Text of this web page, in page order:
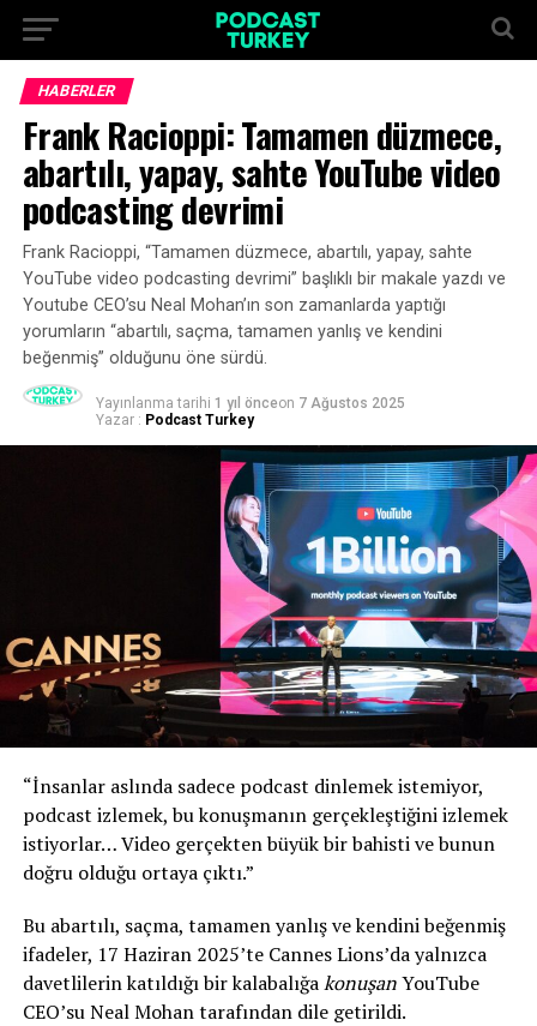
HABERLER
Frank Racioppi: Tamamen düzmece,
abartılı, yapay, sahte YouTube video
podcasting devrimi
Frank Racioppi, “Tamamen düzmece, abartılı, yapay, sahte
YouTube video podcasting devrimi” başlıklı bir makale yazdı ve
Youtube CEO’su Neal Mohan’ın son zamanlarda yaptığı
yorumların “abartılı, saçma, tamamen yanlış ve kendini
beğenmiş” olduğunu öne sürdü.
Yayınlanma tarihi 1 yıl önceon 7 Ağustos 2025
Yazar : Podcast Turkey
“İnsanlar aslında sadece podcast dinlemek istemiyor,
podcast izlemek, bu konuşmanın gerçekleştiğini izlemek
istiyorlar… Video gerçekten büyük bir bahisti ve bunun
doğru olduğu ortaya çıktı.”
Bu abartılı, saçma, tamamen yanlış ve kendini beğenmiş
ifadeler, 17 Haziran 2025’te Cannes Lions’da yalnızca
davetlilerin katıldığı bir kalabalığakonuşanYouTube
CEO’su Neal Mohan tarafından dile getirildi.